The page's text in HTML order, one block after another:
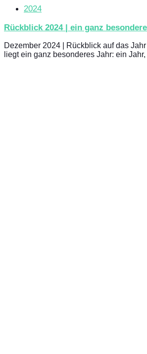
2024
Rückblick 2024 | ein ganz
Dezember 2024 | Rückblick auf das
liegt ein ganz besonderes Jahr: ein